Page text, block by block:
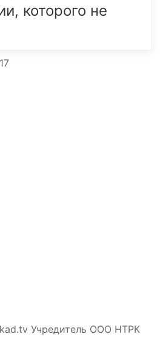
которого не
Учредитель ООО НТРК